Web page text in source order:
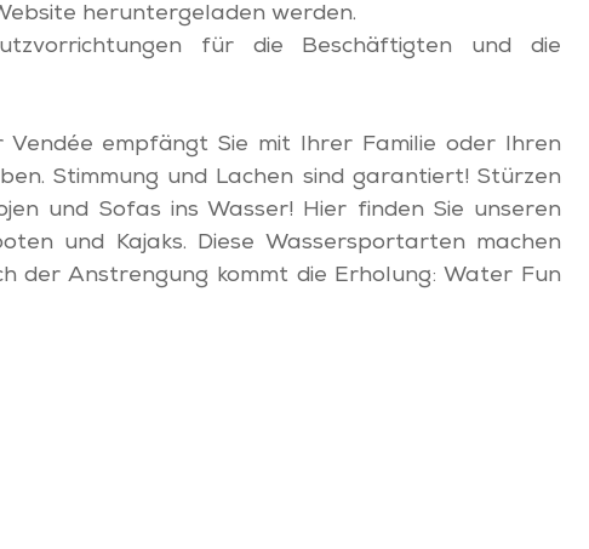
heruntergeladen werden.
für die Beschäftigten und die
empfängt Sie mit Ihrer Familie oder Ihren
Stimmung und Lachen sind garantiert! Stürzen
und Sofas ins Wasser! Hier finden Sie unseren
und Kajaks. Diese Wassersportarten machen
der Anstrengung kommt die Erholung: Water Fun